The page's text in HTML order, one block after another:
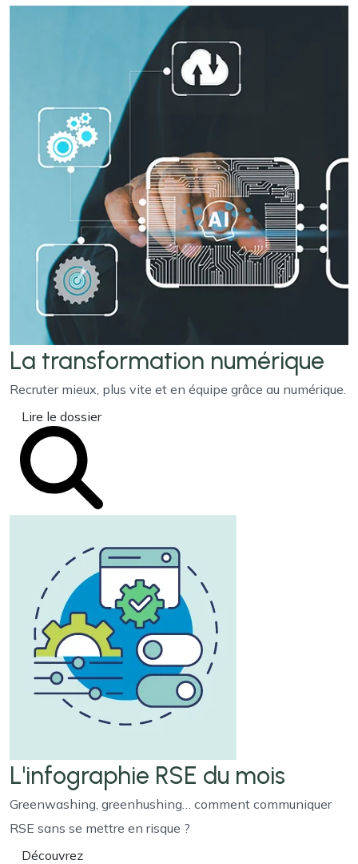
La transformation numérique
Recruter mieux, plus vite et en équipe grâce au numérique.
Lire le dossier
L'infographie RSE du mois
Greenwashing, greenhushing… comment communiquer
RSE sans se mettre en risque ?
Découvrez